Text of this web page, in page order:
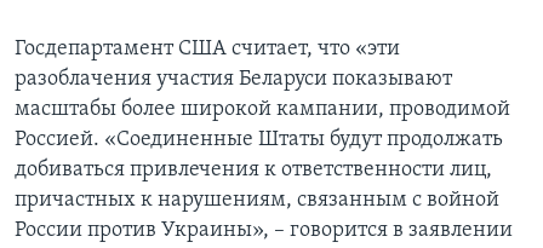
Госдепартамент США считает, что «эти
разоблачения участия Беларуси показывают
масштабы более широкой кампании, проводимой
Россией. «Соединенные Штаты будут продолжать
добиваться привлечения к ответственности лиц,
причастных к нарушениям, связанным с войной
России против Украины», – говорится в заявлении